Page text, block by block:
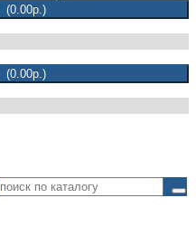
(0.00р.)
(0.00р.)